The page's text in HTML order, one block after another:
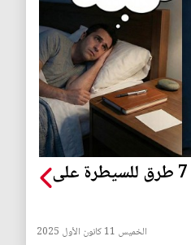
لتهدئة قلقك الليلي.. 7 طرق للسيطرة على
الخميس 11 كانون الأول 2025